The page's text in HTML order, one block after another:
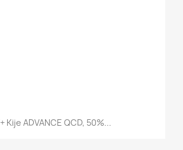
Kije ADVANCE QCD, 50%...